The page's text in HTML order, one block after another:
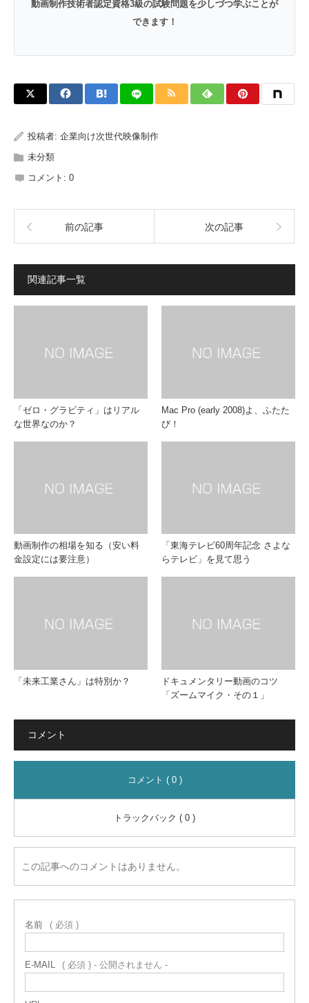
動画制作技術者認定資格3級の試験問題を少しづつ学ぶことが
できます！
投稿者: 企業向け次世代映像制作
未分類
コメント: 0
前の記事 次の記事
関連記事一覧
「ゼロ・グラビティ」はリアル
な世界なのか？
Mac Pro (early 2008)よ、ふたた
び！
動画制作の相場を知る（安い料
金設定には要注意）
「東海テレビ60周年記念 さよな
らテレビ」を見て思う
「未来工業さん」は特別か？
ドキュメンタリー動画のコツ
「ズームマイク・その１」
コメント
コメント ( 0 )
トラックバック ( 0 )
この記事へのコメントはありません。
名前 ( 必須 )
E-MAIL ( 必須 ) - 公開されません -